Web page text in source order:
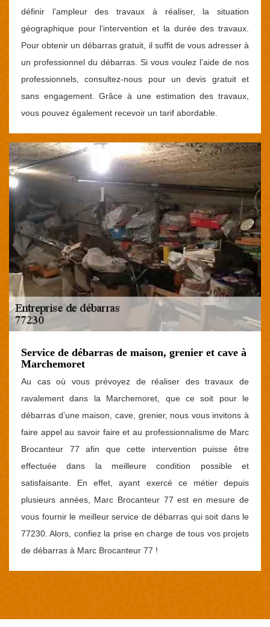
définir l’ampleur des travaux à réaliser, la situation
géographique pour l’intervention et la durée des travaux.
Pour obtenir un débarras gratuit, il suffit de vous adresser à
un professionnel du débarras. Si vous voulez l’aide de nos
professionnels, consultez-nous pour un devis gratuit et
sans engagement. Grâce à une estimation des travaux,
vous pouvez également recevoir un tarif abordable.
Service de débarras de maison, grenier et cave à
Marchemoret
Au cas où vous prévoyez de réaliser des travaux de
ravalement dans la Marchemoret, que ce soit pour le
débarras d’une maison, cave, grenier, nous vous invitons à
faire appel au savoir faire et au professionnalisme de Marc
Brocanteur 77 afin que cette intervention puisse être
effectuée dans la meilleure condition possible et
satisfaisante. En effet, ayant exercé ce métier depuis
plusieurs années, Marc Brocanteur 77 est en mesure de
vous fournir le meilleur service de débarras qui soit dans le
77230. Alors, confiez la prise en charge de tous vos projets
de débarras à Marc Brocanteur 77 !